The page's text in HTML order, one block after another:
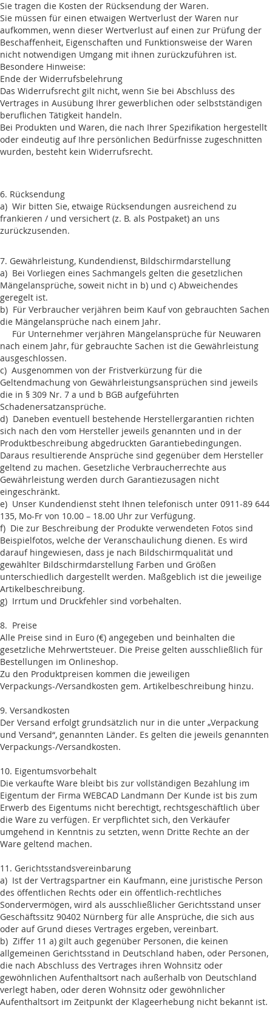
Sie tragen die Kosten der Rücksendung der Waren.
Sie müssen für einen etwaigen Wertverlust der Waren nur
aufkommen, wenn dieser Wertverlust auf einen zur Prüfung der
Beschaffenheit, Eigenschaften und Funktionsweise der Waren
nicht notwendigen Umgang mit ihnen zurückzuführen ist.
Besondere Hinweise:
Ende der Widerrufsbelehrung
Das Widerrufsrecht gilt nicht, wenn Sie bei Abschluss des
Vertrages in Ausübung Ihrer gewerblichen oder selbstständigen
beruflichen Tätigkeit handeln.
Bei Produkten und Waren, die nach Ihrer Spezifikation hergestellt
oder eindeutig auf Ihre persönlichen Bedürfnisse zugeschnitten
wurden, besteht kein Widerrufsrecht.
6. Rücksendung
a) Wir bitten Sie, etwaige Rücksendungen ausreichend zu
frankieren / und versichert (z. B. als Postpaket) an uns
zurückzusenden.
7. Gewährleistung, Kundendienst, Bildschirmdarstellung
a) Bei Vorliegen eines Sachmangels gelten die gesetzlichen
Mängelansprüche, soweit nicht in b) und c) Abweichendes
geregelt ist.
b) Für Verbraucher verjähren beim Kauf von gebrauchten Sachen
die Mängelansprüche nach einem Jahr.
Für Unternehmer verjähren Mängelansprüche für Neuwaren
nach einem Jahr, für gebrauchte Sachen ist die Gewährleistung
ausgeschlossen.
c) Ausgenommen von der Fristverkürzung für die
Geltendmachung von Gewährleistungsansprüchen sind jeweils
die in § 309 Nr. 7 a und b BGB aufgeführten
Schadenersatzansprüche.
d) Daneben eventuell bestehende Herstellergarantien richten
sich nach den vom Hersteller jeweils genannten und in der
Produktbeschreibung abgedruckten Garantiebedingungen.
Daraus resultierende Ansprüche sind gegenüber dem Hersteller
geltend zu machen. Gesetzliche Verbraucherrechte aus
Gewährleistung werden durch Garantiezusagen nicht
eingeschränkt.
e) Unser Kundendienst steht Ihnen telefonisch unter 0911-89 644
135, Mo-Fr von 10.00 – 18.00 Uhr zur Verfügung.
f) Die zur Beschreibung der Produkte verwendeten Fotos sind
Beispielfotos, welche der Veranschaulichung dienen. Es wird
darauf hingewiesen, dass je nach Bildschirmqualität und
gewählter Bildschirmdarstellung Farben und Größen
unterschiedlich dargestellt werden. Maßgeblich ist die jeweilige
Artikelbeschreibung.
g) Irrtum und Druckfehler sind vorbehalten.
8. Preise
Alle Preise sind in Euro (€) angegeben und beinhalten die
gesetzliche Mehrwertsteuer. Die Preise gelten ausschließlich für
Bestellungen im Onlineshop.
Zu den Produktpreisen kommen die jeweiligen
Verpackungs-/Versandkosten gem. Artikelbeschreibung hinzu.
9. Versandkosten
Der Versand erfolgt grundsätzlich nur in die unter „Verpackung
und Versand“, genannten Länder. Es gelten die jeweils genannten
Verpackungs-/Versandkosten.
10. Eigentumsvorbehalt
Die verkaufte Ware bleibt bis zur vollständigen Bezahlung im
Eigentum der Firma WEBCAD Landmann Der Kunde ist bis zum
Erwerb des Eigentums nicht berechtigt, rechtsgeschäftlich über
die Ware zu verfügen. Er verpflichtet sich, den Verkäufer
umgehend in Kenntnis zu setzten, wenn Dritte Rechte an der
Ware geltend machen.
11. Gerichtsstandsvereinbarung
a) Ist der Vertragspartner ein Kaufmann, eine juristische Person
des öffentlichen Rechts oder ein öffentlich-rechtliches
Sondervermögen, wird als ausschließlicher Gerichtsstand unser
Geschäftssitz 90402 Nürnberg für alle Ansprüche, die sich aus
oder auf Grund dieses Vertrages ergeben, vereinbart.
b) Ziffer 11 a) gilt auch gegenüber Personen, die keinen
allgemeinen Gerichtsstand in Deutschland haben, oder Personen,
die nach Abschluss des Vertrages ihren Wohnsitz oder
gewöhnlichen Aufenthaltsort nach außerhalb von Deutschland
verlegt haben, oder deren Wohnsitz oder gewöhnlicher
Aufenthaltsort im Zeitpunkt der Klageerhebung nicht bekannt ist.